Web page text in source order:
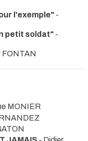
l'exemple" -
petit soldat" -
FONTAN
MONIER